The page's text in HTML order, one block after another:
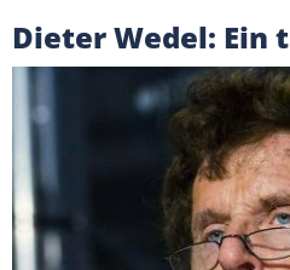
Dieter Wedel: Ein